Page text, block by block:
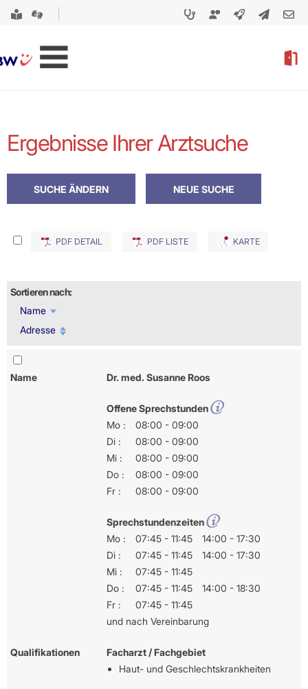
Ergebnisse Ihrer Arztsuche
PDF DETAIL PDF LISTE KARTE
Sortieren nach:
Name
Adresse
Name Dr. med. Susanne Roos
Offene Sprechstunden
Mo :
08:00 - 09:00
Di :
08:00 - 09:00
Mi :
08:00 - 09:00
Do :
08:00 - 09:00
Fr :
08:00 - 09:00
Sprechstundenzeiten
Mo :
07:45 - 11:45
14:00 - 17:30
Di :
07:45 - 11:45
14:00 - 17:30
Mi :
07:45 - 11:45
Do :
07:45 - 11:45
14:00 - 18:30
Fr :
07:45 - 11:45
und nach Vereinbarung
Qualifikationen
Facharzt / Fachgebiet
Haut- und Geschlechtskrankheiten